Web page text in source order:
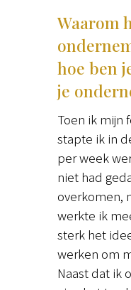
Waarom
hoe ben
je
Toen ik mijn
stapte ik in
per week
niet had
overkomen,
werkte ik
sterk het
werken om
Naast dat ik